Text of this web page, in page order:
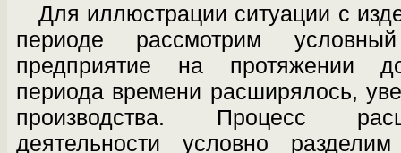
Для иллюстрации ситуации с
периоде рассмотрим
предприятие на протяжении
периода времени рас­ширялось,
производства. Процесс
деятельности условно